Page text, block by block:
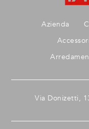
Azienda
Via Donizetti,